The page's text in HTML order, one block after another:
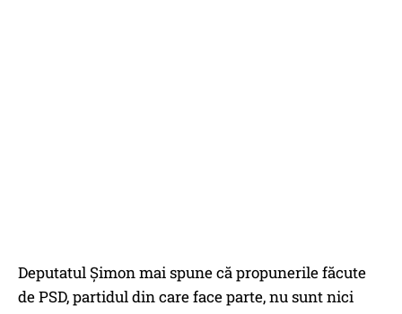
Deputatul Șimon mai spune că propunerile făcute
de PSD, partidul din care face parte, nu sunt nici